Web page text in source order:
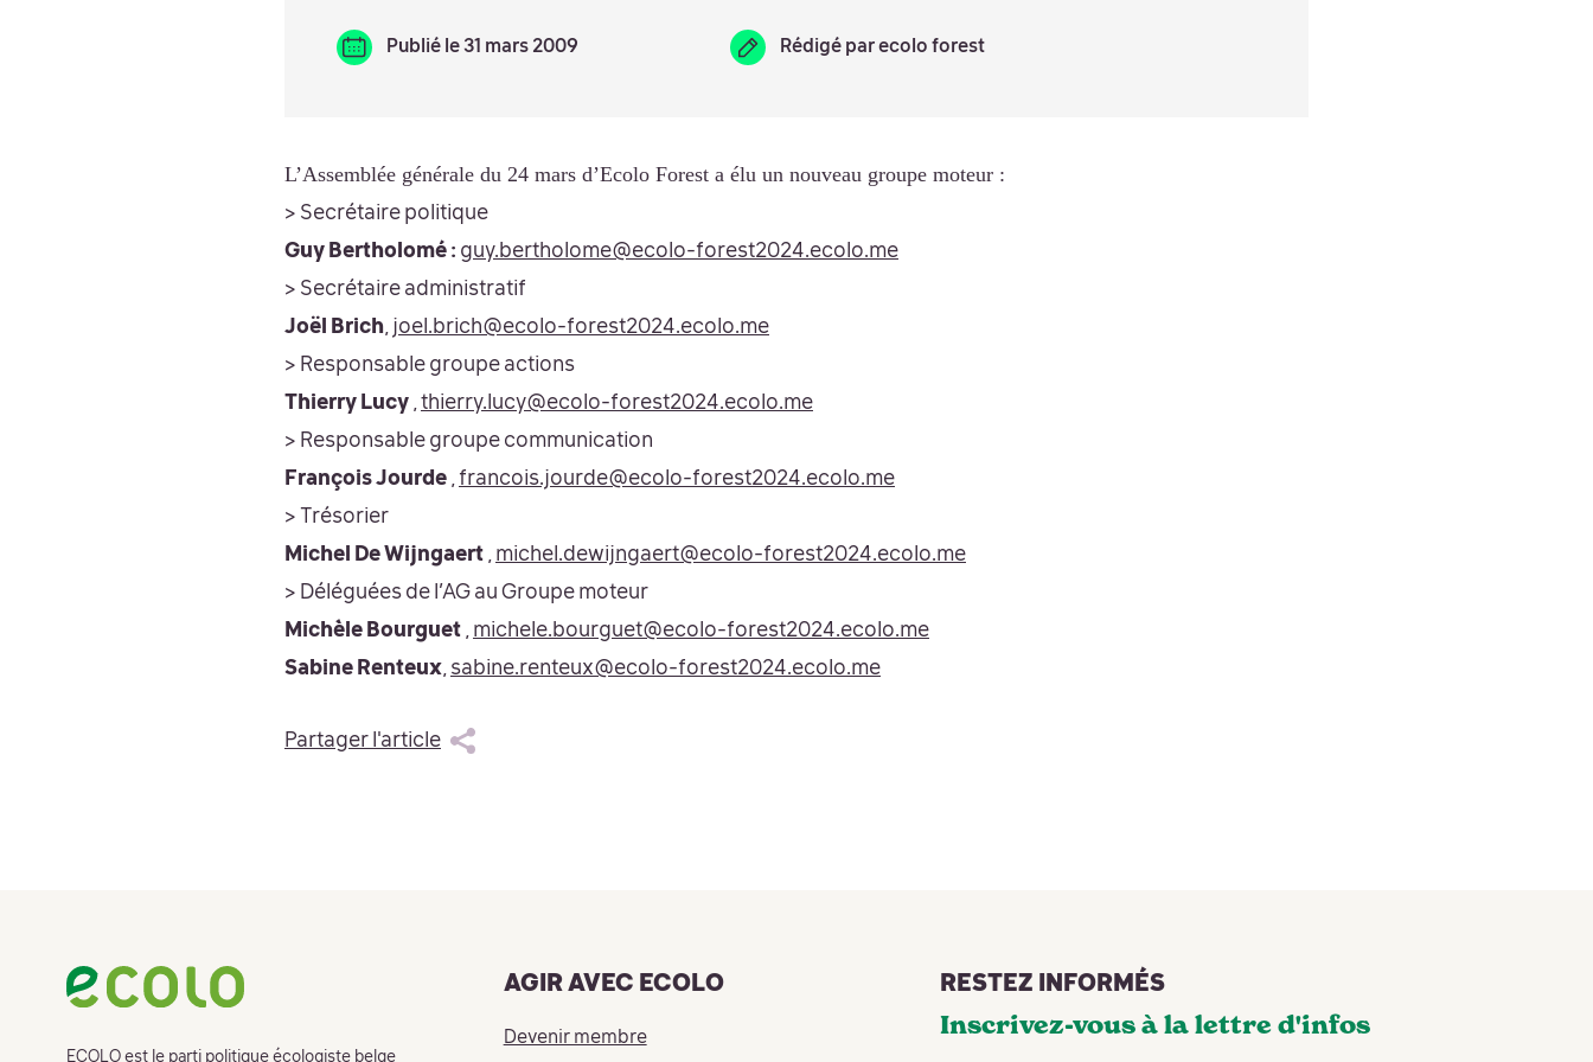
Publié le 31 mars 2009 Rédigé parecolo forest
L’Assemblée générale du 24 mars d’Ecolo Forest a élu un nouveau groupe moteur :
> Secrétaire politique
Guy Bertholomé : guy.bertholome@ecolo-forest2024.ecolo.me
> Secrétaire administratif
Joël Brich joel.brich@ecolo-forest2024.ecolo.me
> Responsable groupe actions
Thierry Lucy thierry.lucy@ecolo-forest2024.ecolo.me
> Responsable groupe communication
François Jourde
francois.jourde@ecolo-forest2024.ecolo.me
> Trésorier
Michel De Wijngaert
michel.dewijngaert@ecolo-forest2024.ecolo.me
> Déléguées de l’AG au Groupe moteur
Michèle Bourguet
michele.bourguet@ecolo-forest2024.ecolo.me
Sabine Renteux sabine.renteux@ecolo-forest2024.ecolo.me
Partager l'article
ECOLO est le parti politique écologiste belge
AGIR AVEC ECOLO
Devenir membre
RESTEZ INFORMÉS
Inscrivez-vous à la lettre d'infos